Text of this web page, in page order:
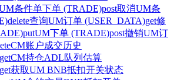
条件单下单 (TRADE)post取消UM条
delete查询UM订单 (USER_DATA)get修
putUM下单 (TRADE)post撤销UM订
CM账户成交历史
getCM持仓ADL队列估算
get获取UM BNB抵扣开关状态